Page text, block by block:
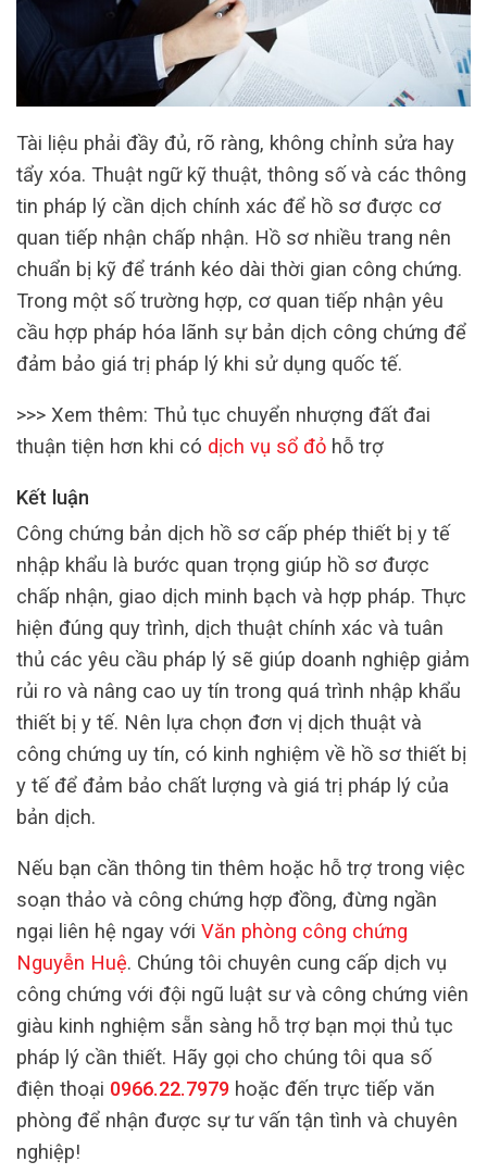
Tài liệu phải đầy đủ, rõ ràng, không chỉnh sửa hay
tẩy xóa. Thuật ngữ kỹ thuật, thông số và các thông
tin pháp lý cần dịch chính xác để hồ sơ được cơ
quan tiếp nhận chấp nhận. Hồ sơ nhiều trang nên
chuẩn bị kỹ để tránh kéo dài thời gian công chứng.
Trong một số trường hợp, cơ quan tiếp nhận yêu
cầu hợp pháp hóa lãnh sự bản dịch công chứng để
đảm bảo giá trị pháp lý khi sử dụng quốc tế.
>>> Xem thêm: Thủ tục chuyển nhượng đất đai
thuận tiện hơn khi có dịch vụ sổ đỏ hỗ trợ
Kết luận
Công chứng bản dịch hồ sơ cấp phép thiết bị y tế
nhập khẩu là bước quan trọng giúp hồ sơ được
chấp nhận, giao dịch minh bạch và hợp pháp. Thực
hiện đúng quy trình, dịch thuật chính xác và tuân
thủ các yêu cầu pháp lý sẽ giúp doanh nghiệp giảm
rủi ro và nâng cao uy tín trong quá trình nhập khẩu
thiết bị y tế. Nên lựa chọn đơn vị dịch thuật và
công chứng uy tín, có kinh nghiệm về hồ sơ thiết bị
y tế để đảm bảo chất lượng và giá trị pháp lý của
bản dịch.
Nếu bạn cần thông tin thêm hoặc hỗ trợ trong việc
soạn thảo và công chứng hợp đồng, đừng ngần
ngại liên hệ ngay với Văn phòng công chứng
Nguyễn Huệ. Chúng tôi chuyên cung cấp dịch vụ
công chứng với đội ngũ luật sư và công chứng viên
giàu kinh nghiệm sẵn sàng hỗ trợ bạn mọi thủ tục
pháp lý cần thiết. Hãy gọi cho chúng tôi qua số
điện thoại 0966.22.7979 hoặc đến trực tiếp văn
phòng để nhận được sự tư vấn tận tình và chuyên
nghiệp!